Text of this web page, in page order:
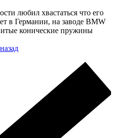
любил хвастаться что его
в Германии, на заводе BMW
конические пружины